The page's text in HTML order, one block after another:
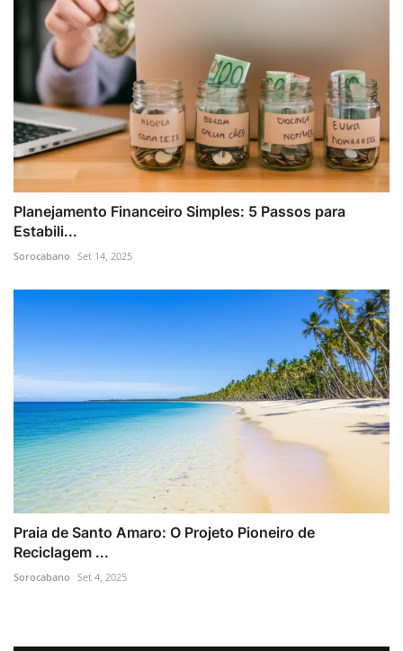
Planejamento Financeiro Simples: 5 Passos para
Estabili...
Sorocabano Set 14, 2025
Praia de Santo Amaro: O Projeto Pioneiro de
Reciclagem ...
Sorocabano Set 4, 2025